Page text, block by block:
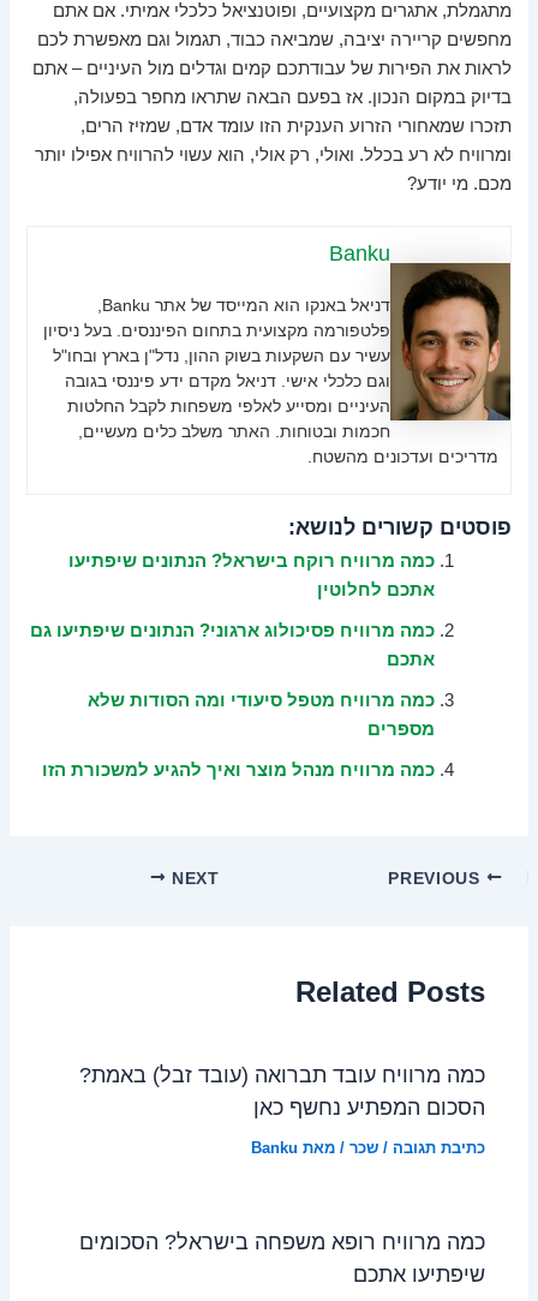
מתגמלת, אתגרים מקצועיים, ופוטנציאל כלכלי אמיתי. אם אתם
מחפשים קריירה יציבה, שמביאה כבוד, תגמול וגם מאפשרת לכם
לראות את הפירות של עבודתכם קמים וגדלים מול העיניים – אתם
בדיוק במקום הנכון. אז בפעם הבאה שתראו מחפר בפעולה,
תזכרו שמאחורי הזרוע הענקית הזו עומד אדם, שמזיז הרים,
ומרוויח לא רע בכלל. ואולי, רק אולי, הוא עשוי להרוויח אפילו יותר
מכם. מי יודע?
Banku
פלטפורמה מקצועית בתחום הפיננסים. בעל ניסיון
עשיר עם השקעות בשוק ההון, נדל"ן בארץ ובחו"ל
וגם כלכלי אישי. דניאל מקדם ידע פיננסי בגובה
העיניים ומסייע לאלפי משפחות לקבל החלטות
חכמות ובטוחות. האתר משלב כלים מעשיים,
מדריכים ועדכונים מהשטח.
פוסטים קשורים לנושא:
כמה מרוויח רוקח בישראל? הנתונים שיפתיעו
אתכם לחלוטין
כמה מרוויח פסיכולוג ארגוני? הנתונים שיפתיעו גם
אתכם
כמה מרוויח מטפל סיעודי ומה הסודות שלא
מספרים
כמה מרוויח מנהל מוצר ואיך להגיע למשכורת הזו
NEXT
Related Posts
כמה מרוויח עובד תברואה (עובד זבל) באמת?
הסכום המפתיע נחשף כאן
כתיבת תגובה /שכר / מאת Banku
כמה מרוויח רופא משפחה בישראל? הסכומים
שיפתיעו אתכם